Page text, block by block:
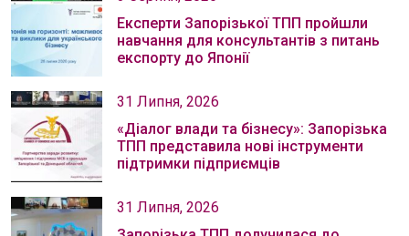
Експерти Запорізької ТПП пройшли
навчання для консультантів з питань
експорту до Японії
31 Липня, 2026
«Діалог влади та бізнесу»: Запорізька
ТПП представила нові інструменти
підтримки підприємців
31 Липня, 2026